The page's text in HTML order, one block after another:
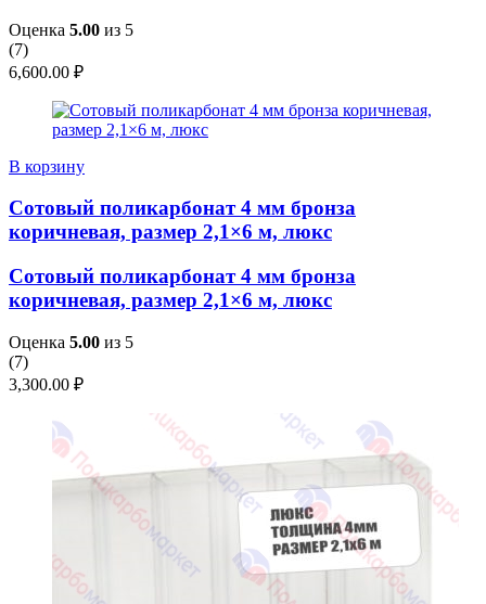
Оценка 5.00 из 5
(7)
6,600.00 ₽
В корзину
Сотовый поликарбонат 4 мм бронза
коричневая, размер 2,1×6 м, люкс
Сотовый поликарбонат 4 мм бронза
коричневая, размер 2,1×6 м, люкс
Оценка 5.00 из 5
(7)
3,300.00 ₽